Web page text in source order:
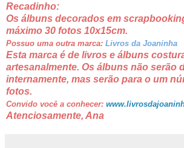
Recadinho:
Os álbuns decorados em
máximo 30 fotos 10x15cm.
Possuo uma outra marca: Livros da Joaninha
Esta marca é de livros e álbuns
artesanalmente. Os álbuns não serão
internamente, mas serão para o um
fotos.
Convido você a conhecer:
Atenciosamente, Ana